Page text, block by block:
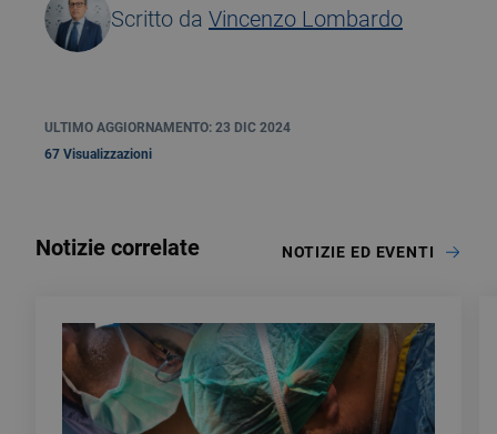
Scritto da Vincenzo Lombardo
ULTIMO AGGIORNAMENTO: 23 DIC 2024
67 Visualizzazioni
Notizie correlate NOTIZIE ED EVENTI